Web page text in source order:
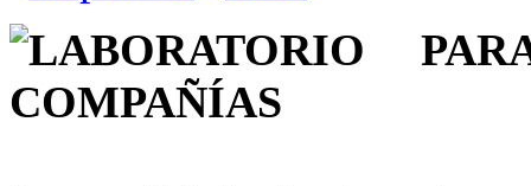
LABORATORIO
COMPAÑÍAS